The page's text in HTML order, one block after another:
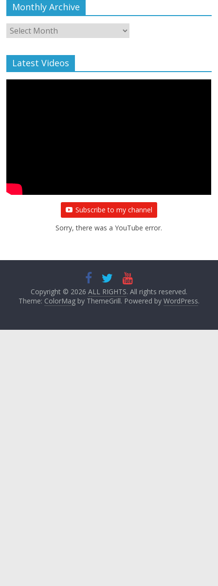
Monthly Archive
Monthly
Archive
Latest Videos
Subscribe to my channel
Sorry, there was a YouTube error.
Copyright © 2026 ALL RIGHTS. All rights reserved.
Theme: ColorMagby ThemeGrill. Powered by WordPress.